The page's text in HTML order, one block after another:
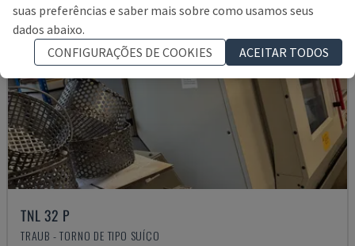
TNL 32 P
TRAUB - TORNO DE TIPO SUÍÇO
suas preferências e saber mais sobre como usamos seus
dados abaixo.
CONFIGURAÇÕES DE COOKIES
ACEITAR TODOS